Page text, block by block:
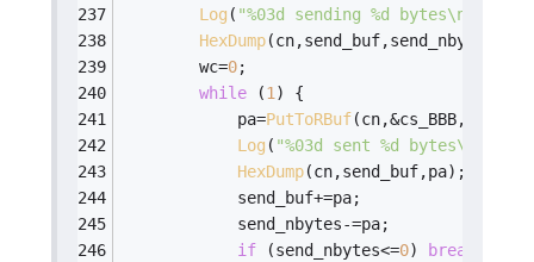
Log ( "%03d sending %d bytes\n"
HexDump(cn,send_buf,send_nbytes);
        wc=
0;
while (1) {
            pa=
PutToRBuf
Log ( "%03d sent %d bytes\n"
HexDump(cn,send_buf,pa);
            send_buf+=pa;
            send_nbytes-=pa;
if (send_nbytes<=0) break